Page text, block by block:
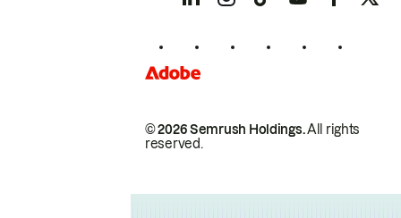
© 2026 Semrush Holdings.All rights
reserved.